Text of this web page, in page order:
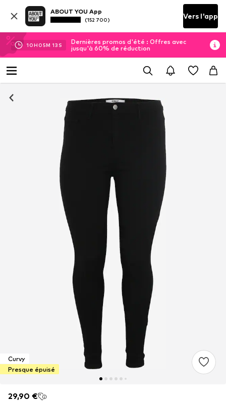
ABOUT YOU App
(152 700) Vers l'app
10H 05M 13 S
Dernières promos d'été : Offres avec
jusqu'à 60% de réduction
Curvy
Presque épuisé
29,90 €
29,90 €